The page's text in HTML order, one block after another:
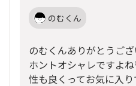
のむくん
のむくんありがとうご
ホントオシャレですよ
性も良くってお気に入